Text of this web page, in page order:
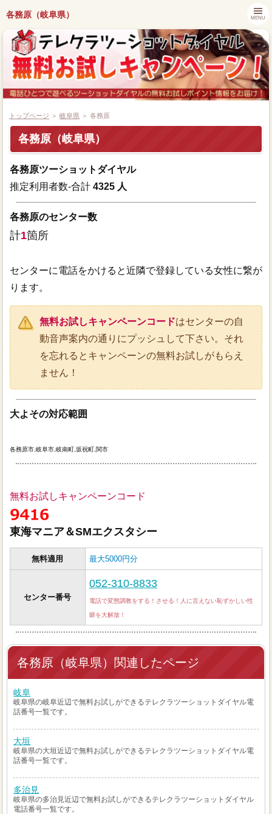
各務原（岐阜県） MENU
都道府県別キャンペーン情報
ツーショットダイヤル番組紹介
アプリでツーショットダイヤル
トップページ ＞ 岐阜県 ＞ 各務原
各務原（岐阜県）
各務原ツーショットダイヤル
推定利用者数-合計 4325 人
各務原のセンター数
計1箇所
センターに電話をかけると近隣で登録している女性に繋が
ります。
無料お試しキャンペーンコードはセンターの自
動音声案内の通りにプッシュして下さい。それ
を忘れるとキャンペーンの無料お試しがもらえ
ません！
大よその対応範囲
各務原市,岐阜市,岐南町,坂祝町,関市
無料お試しキャンペーンコード
東海マニア＆SMエクスタシー
無料適用 最大5000円分
センター番号
052-310-8833
電話で変態調教をする！させる！人に言えない恥ずかしい性
癖を大解放！
各務原（岐阜県）関連したページ
岐阜
岐阜県の岐阜近辺で無料お試しができるテレクラツーショットダイヤル電
話番号一覧です。
大垣
岐阜県の大垣近辺で無料お試しができるテレクラツーショットダイヤル電
話番号一覧です。
多治見
岐阜県の多治見近辺で無料お試しができるテレクラツーショットダイヤル
電話番号一覧です。